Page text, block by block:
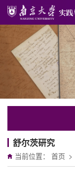
舒尔茨研究
当前位置： 首页 >